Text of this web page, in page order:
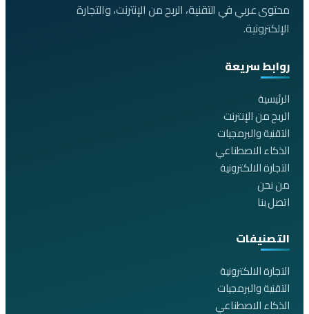
محتوى عربي في التقنية، الربح من الإنترنت، والتجارة
الإلكترونية.
روابط سريعة
الرئيسية
الربح من الإنترنت
التقنية والبرمجيات
الذكاء الاصطناعي
التجارة الالكترونية
من نحن
اتصل بنا
التصنيفات
التجارة الالكترونية
التقنية والبرمجيات
الذكاء الاصطناعي